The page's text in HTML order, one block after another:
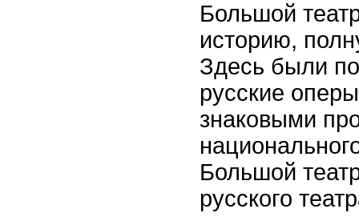
Большой
историю,
Здесь были
русские
знаковыми
Большой
русского